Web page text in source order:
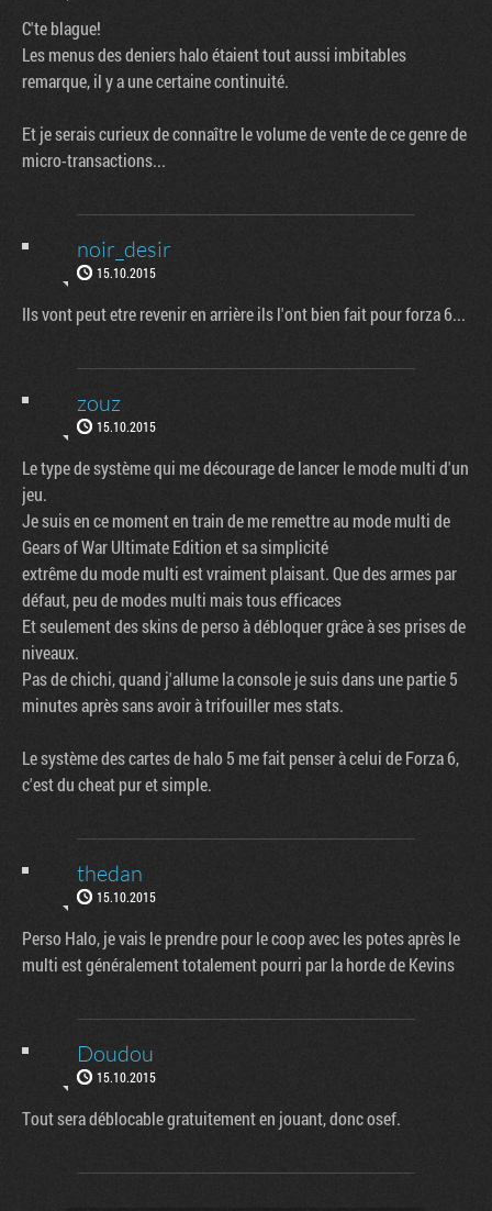
C'te blague!
Les menus des deniers halo étaient tout aussi imbitables
remarque, il y a une certaine continuité.
Et je serais curieux de connaître le volume de vente de ce genre de
micro-transactions...
noir_desir
15.10.2015
Ils vont peut etre revenir en arrière ils l'ont bien fait pour forza 6...
zouz
15.10.2015
Le type de système qui me décourage de lancer le mode multi d'un
jeu.
Je suis en ce moment en train de me remettre au mode multi de
Gears of War Ultimate Edition et sa simplicité
extrême du mode multi est vraiment plaisant. Que des armes par
défaut, peu de modes multi mais tous efficaces
Et seulement des skins de perso à débloquer grâce à ses prises de
niveaux.
Pas de chichi, quand j'allume la console je suis dans une partie 5
minutes après sans avoir à trifouiller mes stats.
Le système des cartes de halo 5 me fait penser à celui de Forza 6,
c'est du cheat pur et simple.
thedan
15.10.2015
Perso Halo, je vais le prendre pour le coop avec les potes après le
multi est généralement totalement pourri par la horde de Kevins
Doudou
15.10.2015
Tout sera déblocable gratuitement en jouant, donc osef.